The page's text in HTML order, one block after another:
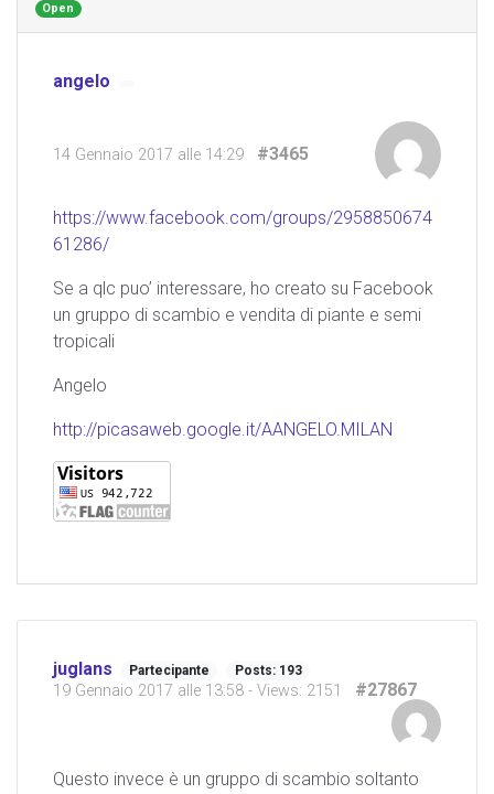
Open
angelo
14 Gennaio 2017 alle 14:29 #3465
https://www.facebook.com/groups/2958850674
61286/
Se a qlc puo’ interessare, ho creato su Facebook
un gruppo di scambio e vendita di piante e semi
tropicali
Angelo
http://picasaweb.google.it/AANGELO.MILAN
juglans Partecipante Posts: 193
19 Gennaio 2017 alle 13:58 - Views: 2151 #27867
Questo invece è un gruppo di scambio soltanto